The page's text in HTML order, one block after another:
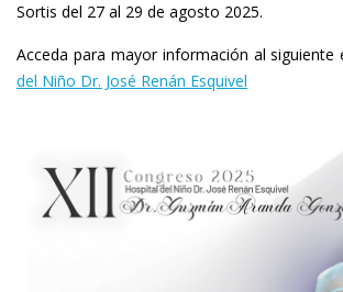
Sortis del 27 al 29 de agosto 2025.
Acceda para mayor información al siguiente
del Niño Dr. José Renán Esquivel